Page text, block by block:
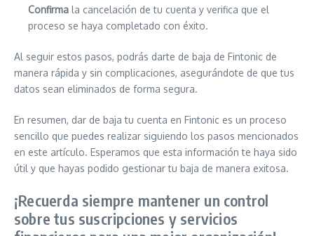
Confirma la cancelación de tu cuenta y verifica que el
proceso se haya completado con éxito.
Al seguir estos pasos, podrás darte de baja de Fintonic de
manera rápida y sin complicaciones, asegurándote de que tus
datos sean eliminados de forma segura.
En resumen, dar de baja tu cuenta en Fintonic es un proceso
sencillo que puedes realizar siguiendo los pasos mencionados
en este artículo. Esperamos que esta información te haya sido
útil y que hayas podido gestionar tu baja de manera exitosa.
¡Recuerda siempre mantener un control
sobre tus suscripciones y servicios